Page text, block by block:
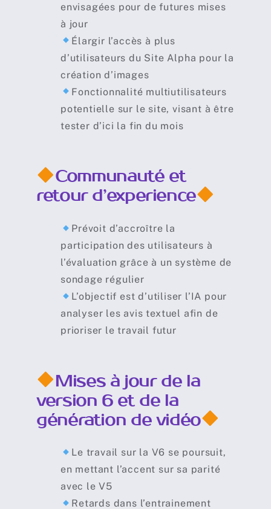
envisagées pour de futures mises
à jour
Élargir l’accès à plus
d’utilisateurs du Site Alpha pour la
création d’images
Fonctionnalité multiutilisateurs
potentielle sur le site, visant à être
tester d’ici la fin du mois
Communauté et
retour d’experience
Prévoit d’accroître la
participation des utilisateurs à
l’évaluation grâce à un système de
sondage régulier
L’objectif est d’utiliser l’IA pour
analyser les avis textuel afin de
prioriser le travail futur
Mises à jour de la
version 6 et de la
génération de vidéo
Le travail sur la V6 se poursuit,
en mettant l’accent sur sa parité
avec le V5
Retards dans l’entrainement